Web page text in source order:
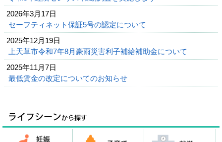
2026年3月17日
セーフティネット保証5号の認定について
2025年12月19日
上天草市令和7年8月豪雨災害利子補給補助金について
2025年11月7日
最低賃金の改定についてのお知らせ